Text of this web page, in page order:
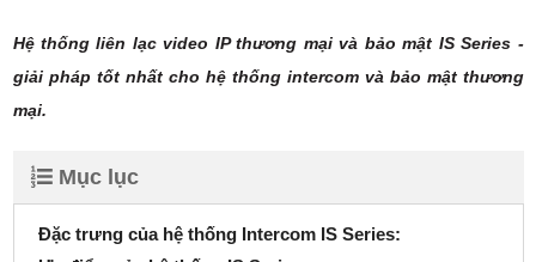
Hệ thống liên lạc video IP thương mại và bảo mật IS Series -
giải pháp tốt nhất cho hệ thống intercom và bảo mật thương
mại.
Mục lục
Đặc trưng của hệ thống Intercom IS Series: